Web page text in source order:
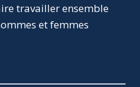
travailler ensemble
et femmes